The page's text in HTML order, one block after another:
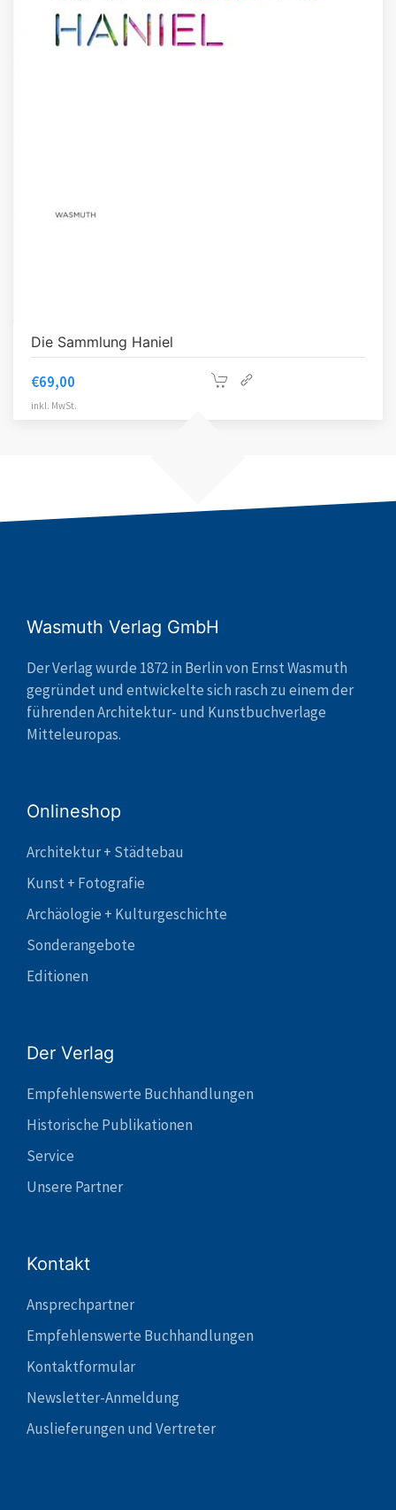
Die Sammlung Haniel
€69,00
inkl. MwSt.
Wasmuth Verlag GmbH
Der Verlag wurde 1872 in Berlin von Ernst Wasmuth
gegründet und entwickelte sich rasch zu einem der
führenden Architektur- und Kunstbuchverlage
Mitteleuropas.
Onlineshop
Architektur + Städtebau
Kunst + Fotografie
Archäologie + Kulturgeschichte
Sonderangebote
Editionen
Der Verlag
Empfehlenswerte Buchhandlungen
Historische Publikationen
Service
Unsere Partner
Kontakt
Ansprechpartner
Empfehlenswerte Buchhandlungen
Kontaktformular
Newsletter-Anmeldung
Auslieferungen und Vertreter